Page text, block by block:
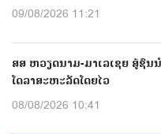
09/08/2026 11:21
ສສ ຫວຽດນາມ-ມາເລເຊຍ ສູ້ຊົນ
ໂດລາສະຫະລັດໂດຍໄວ
08/08/2026 10:41